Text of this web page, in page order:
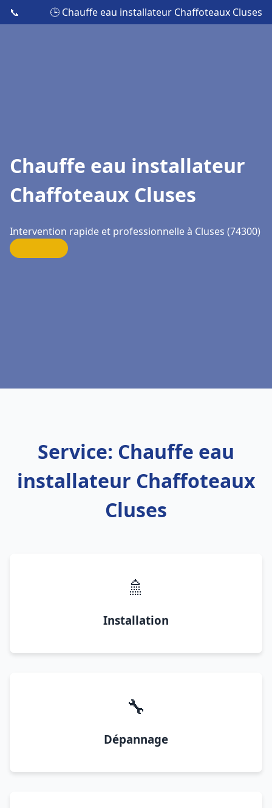
📞 🕒 Chauffe eau installateur Chaffoteaux Cluses
Chauffe eau installateur
Chaffoteaux Cluses
Intervention rapide et professionnelle à Cluses (74300)
Service: Chauffe eau
installateur Chaffoteaux
Cluses
🚿
Installation
🔧
Dépannage